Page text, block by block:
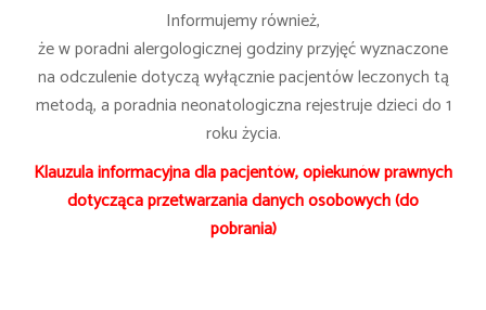
Informujemy również,
że w poradni alergologicznej godziny przyjęć wyznaczone
na odczulenie dotyczą wyłącznie pacjentów leczonych tą
metodą, a poradnia neonatologiczna rejestruje dzieci do 1
roku życia.
Klauzula informacyjna dla pacjentów, opiekunów prawnych
dotycząca przetwarzania danych osobowych (do
pobrania)